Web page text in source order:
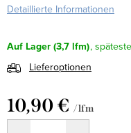
Detaillierte Informationen
Auf Lager (3,7 lfm)
Lieferoptionen
10,90 € / lfm